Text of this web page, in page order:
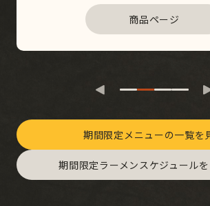
商品ページ
期間限定メニューの一覧を
期間限定ラーメンスケジュール